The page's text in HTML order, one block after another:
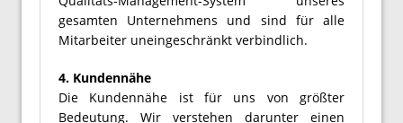
gesamten Unternehmens und sind für alle
Mitarbeiter uneingeschränkt verbindlich.
4. Kundennähe
Die Kundennähe ist für uns von größter
Bedeutung. Wir verstehen darunter einen